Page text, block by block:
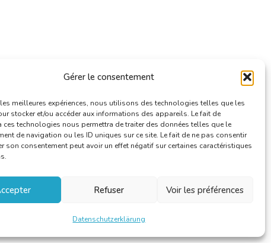
Gérer le consentement
meilleures expériences, nous utilisons des technologies telles que les
stocker et/ou accéder aux informations des appareils. Le fait de
ces technologies nous permettra de traiter des données telles que le
de navigation ou les ID uniques sur ce site. Le fait de ne pas consentir
son consentement peut avoir un effet négatif sur certaines caractéristiques
Refuser Voir les préférences
Datenschutzerklärung